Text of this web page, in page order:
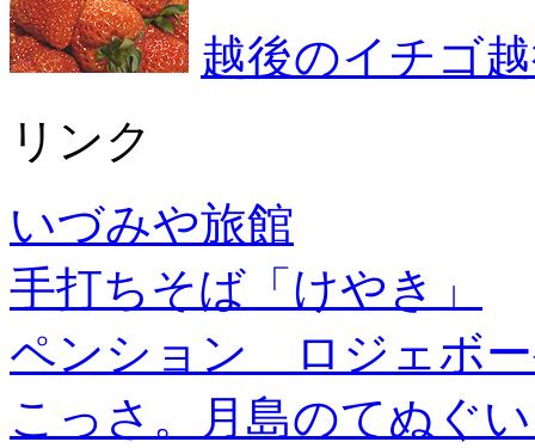
越後のイチゴ
リンク
いづみや旅館
手打ちそば「けやき」
ペンション ロジェボ
こっさ。月島のてぬぐ